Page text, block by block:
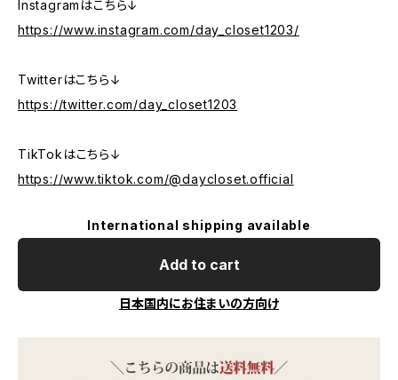
Instagramはこちら↓
https://www.instagram.com/day_closet1203/
Twitterはこちら↓
https://twitter.com/day_closet1203
TikTokはこちら↓
https://www.tiktok.com/@daycloset.official
International shipping available
Add to cart
日本国内にお住まいの方向け